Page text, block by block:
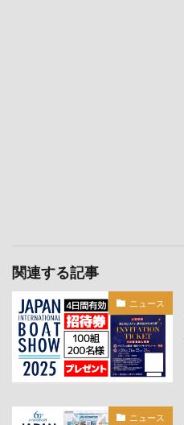
関連する記事
ニュース
ニュース